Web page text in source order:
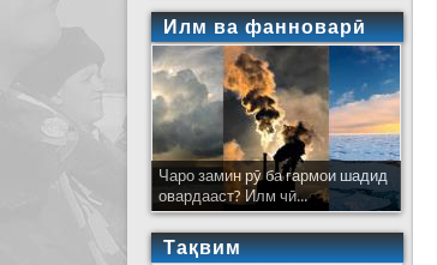
Илм ва фанноварӣ
Чаро замин рӯ ба гармои шадид
овардааст? Илм чӣ...
Тақвим